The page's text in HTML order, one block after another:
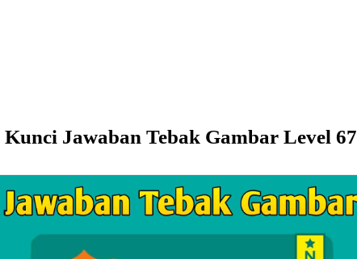
Kunci Jawaban Tebak Gambar Level 67